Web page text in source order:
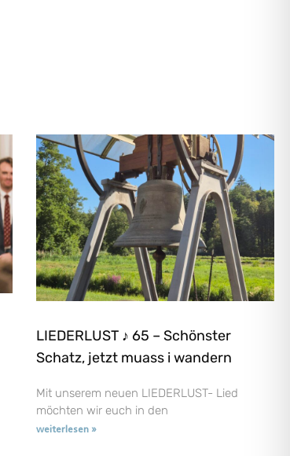
LIEDERLUST ♪ 65 – Schönster
Schatz, jetzt muass i wandern
Mit unserem neuen LIEDERLUST- Lied
möchten wir euch in den
weiterlesen »